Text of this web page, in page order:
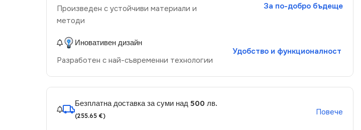
Произведен с устойчиви материали и
методи
За по-добро бъдеще
Иновативен дизайн
Разработен с най-съвременни технологии
Удобство и функционалност
Безплатна доставка за суми над 500 лв.
(255.65 €) Повече